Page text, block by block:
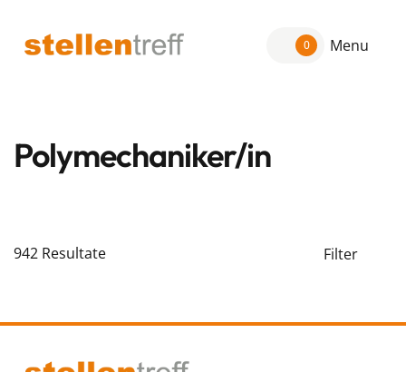
0 Menu
Polymechaniker/in
942 Resultate Filter